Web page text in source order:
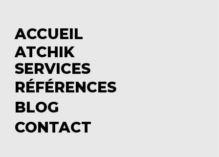
concurrentielle...
d'analyser efficacement la portée
de n'importe quelle page web sur
cinq réseaux sociaux parmi les plus
significatifs : Twitter, Facebook,
Google +, Pinterest et LinkedIn.
Aujourd'hui, l'outil s'affirme comme